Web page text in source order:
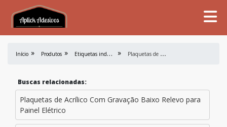
Início Produtos E
tiquetas industriais P
laquetas de Acrílico para Painel Elétrico
Buscas relacionadas:
Plaquetas de Acrílico Com Gravação Baixo Relevo para
Painel Elétrico